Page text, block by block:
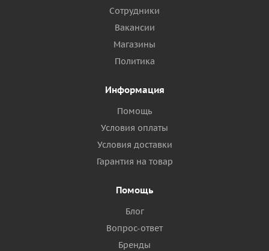
Сотрудники
Вакансии
Магазины
Политика
Информация
Помощь
Условия оплаты
Условия доставки
Гарантия на товар
Помощь
Блог
Вопрос-ответ
Бренды